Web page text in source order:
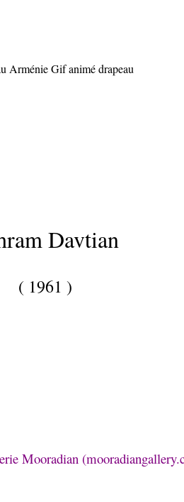
Davtian
( 1961 )
Mooradian